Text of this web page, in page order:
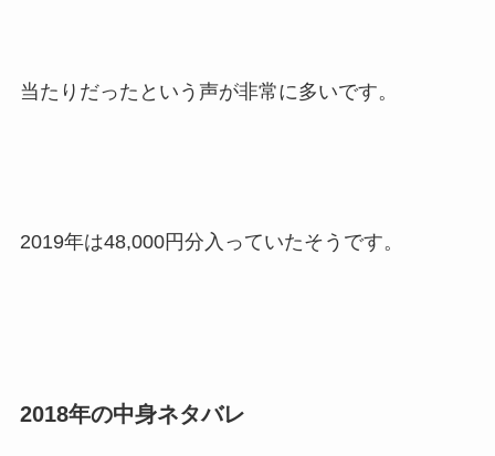
当たりだったという声が非常に多いです。
2019年は48,000円分入っていたそうです。
2018年の中身ネタバレ